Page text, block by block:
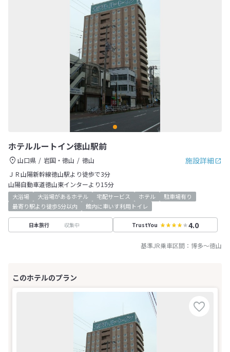
ホテルルートイン徳山駅前
施設詳細
山口県 岩国・徳山
徳山
ＪＲ山陽新幹線徳山駅より徒歩で3分
山陽自動車道徳山東インターより15分
大浴場 大浴場があるホテル 宅配サービス ホテル
駐車場有り
最寄り駅より徒歩5分以内
館内に車いす利用トイレ
日本旅行 収集中 TrustYou 4.0
基準JR乗車区間： 博多～徳山